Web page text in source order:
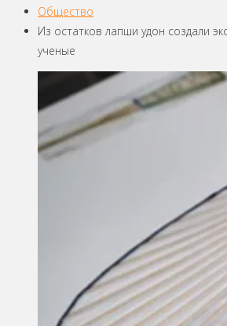
Общество
Из остатков лапши удон создали
ученые